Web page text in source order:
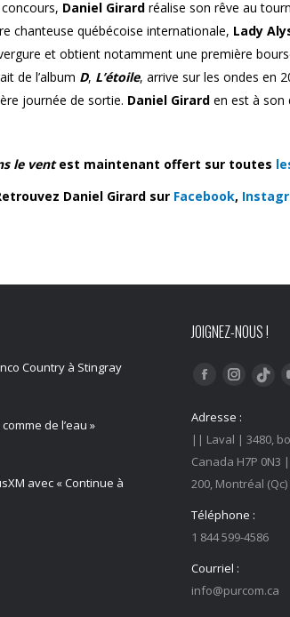
Daniel Girard réalise son rêve au
chanteuse québécoise internationale, Lady
et obtient notamment une première
de l’album D, L’étoile, arrive sur les ondes en
journée de sortie. Daniel Girard en est à son
le ventest maintenant offert sur toutes
Daniel Girard sur Facebook,
Country à Stingray
de l’eau »
avec « Continue à
JOIGNEZ-NOUS !
Trouvez nous sur
FacebookInstagram
Tiktok
Adresse :
|| Laval | 3480,
Canada H7P
200, Montréal
Téléphone :
1 844 599-4586
Courriel :
info@purcom.ca